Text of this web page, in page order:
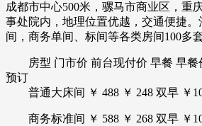
成都市中心500米，骡马市商业区，重
事处院内，地理位置优越，交通便捷
间，商务单间、标间等各类房间100多
房型 门市价 前台现付价 早餐 早餐
预订
普通大床间 ￥ 488 ￥ 248 双早 ￥
商务标准间 ￥ 588 ￥ 268 双早 ￥